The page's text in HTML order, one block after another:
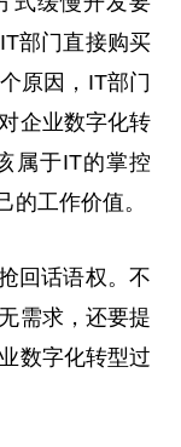
部门直接购买
原因，IT部门
企业数字化转
属于IT的掌控
的工作价值。
回话语权。不
需求，还要提
数字化转型过